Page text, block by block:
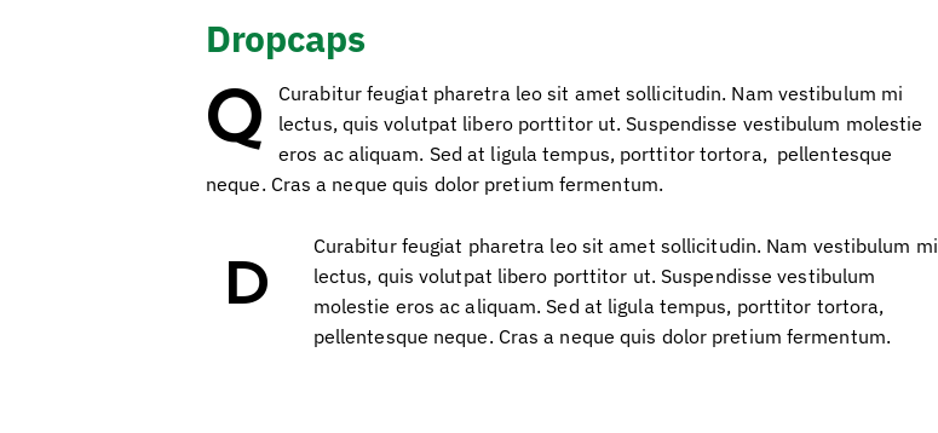
Dropcaps
Q
Curabitur feugiat pharetra leo sit amet sollicitudin. Nam vestibulum mi
lectus, quis volutpat libero porttitor ut. Suspendisse vestibulum molestie
eros ac aliquam. Sed at ligula tempus, porttitor tortora, pellentesque
neque. Cras a neque quis dolor pretium fermentum.
D
Curabitur feugiat pharetra leo sit amet sollicitudin. Nam vestibulum mi
lectus, quis volutpat libero porttitor ut. Suspendisse vestibulum
molestie eros ac aliquam. Sed at ligula tempus, porttitor tortora,
pellentesque neque. Cras a neque quis dolor pretium fermentum.